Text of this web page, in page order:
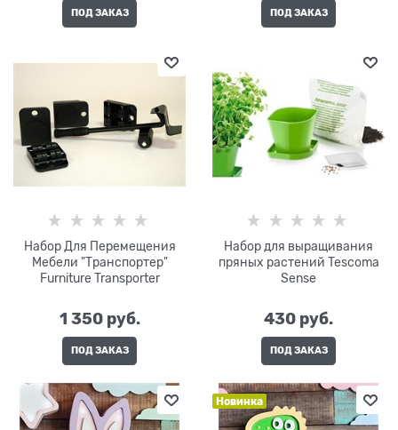
ПОД ЗАКАЗ ПОД ЗАКАЗ
Набор Для Перемещения
Мебели "Транспортер"
Furniture Transporter
1 350 руб.
ПОД ЗАКАЗ
Набор для выращивания
пряных растений Tescoma
Sense
430 руб.
ПОД ЗАКАЗ
Новинка